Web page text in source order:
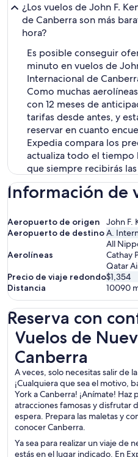
¿Los vuelos de John F.
de Canberra son más
hora?
Es posible conseguir
minuto en vuelos de
Internacional de
Como muchas
con 12 meses de
tarifas desde antes, y
reservar en cuanto
Expedia compara los
actualiza todo el tiempo
que siempre recibirás
Información de
Aeropuerto de origen
John F.
Aeropuerto de destinoA.
Aerolíneas
All
Cathay
Qatar
Precio de viaje redondo$1,354
Distancia
10090
Reserva con
Vuelos de
Canberra
A veces, solo necesitas salir de
¡Cualquiera que sea el motivo,
York a Canberra! ¡Anímate! Haz
atracciones famosas y disfrutar
espera. Prepara las maletas y
conocer Canberra.
Ya sea para realizar un viaje de
estás en el lugar indicado. En
Vuelos de Nueva York a